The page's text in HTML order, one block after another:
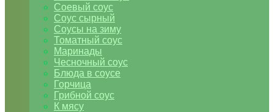
Соевый соус
Соус сырный
Соусы на зиму
Томатный соус
Маринады
Чесночный соус
Блюда в соусе
Горчица
Грибной соус
К мясу